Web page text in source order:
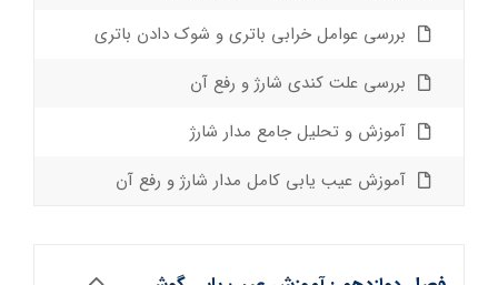
بررسی عوامل خرابی باتری و شوک دادن باتری
بررسی علت کندی شارژ و رفع آن
آموزش و تحلیل جامع مدار شارژ
آموزش عیب یابی کامل مدار شارژ و رفع آن